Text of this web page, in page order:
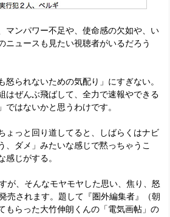
マンパワー不足や、使命感の欠如や、い
ニュースも見たい視聴者がいるだろう
られないための気配り」にすぎない。
はぜんぶ飛ばして、全力で速報やできる
はないかと思うわけです。
ょっと回り道してると、しばらくはナビ
、ダメ」みたいな感じで黙っちゃうこ
じがする。
が、そんなモヤモヤした思い、焦り、怒
売されます。題して『圏外編集者』（朝
もらった大竹伸朗くんの「電気画帖」の